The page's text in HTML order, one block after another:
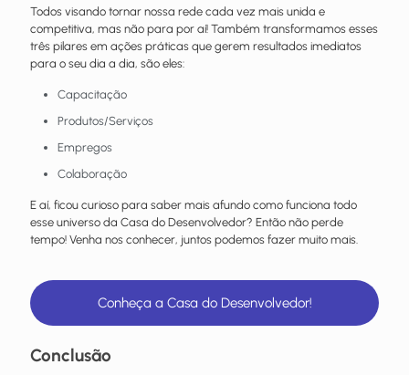
Todos visando tornar nossa rede cada vez mais unida e
competitiva, mas não para por aí! Também transformamos esses
três pilares em ações práticas que gerem resultados imediatos
para o seu dia a dia, são eles:
Capacitação
Produtos/Serviços
Empregos
Colaboração
E aí, ficou curioso para saber mais afundo como funciona todo
esse universo da Casa do Desenvolvedor? Então não perde
tempo! Venha nos conhecer, juntos podemos fazer muito mais.
Conheça a Casa do Desenvolvedor!
Conclusão